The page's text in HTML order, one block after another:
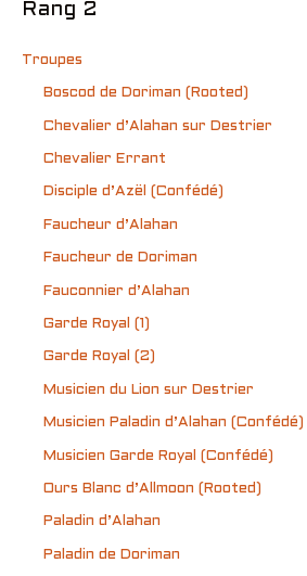
Rang 2
Troupes
Boscod de Doriman (Rooted)
Chevalier d’Alahan sur Destrier
Chevalier Errant
Disciple d’Azël (Confédé)
Faucheur d’Alahan
Faucheur de Doriman
Fauconnier d’Alahan
Garde Royal (1)
Garde Royal (2)
Musicien du Lion sur Destrier
Musicien Paladin d’Alahan (Confédé)
Musicien Garde Royal (Confédé)
Ours Blanc d’Allmoon (Rooted)
Paladin d’Alahan
Paladin de Doriman